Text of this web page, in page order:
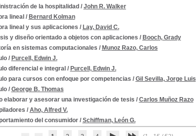
de la hospitalidad / John R. Walker
lineal / Bernard Kolman
lineal y sus aplicaciones / Lay, David C.
y diseño orientado a objetos con aplicaciones / Booch, Grady
en sistemas computacionales / Munoz Razo, Carlos
/ Purcell, Edwin J.
diferencial e integral / Purcell, Edwin J.
para cursos con enfoque por competencias / Gil Sevilla, Jorge Luis
/ George B. Thomas
elaborar y asesorar una investigación de tesis / Carlos Muñoz Razo
/ Aho, Alfred V.
del consumidor/ Schiffman, León G.